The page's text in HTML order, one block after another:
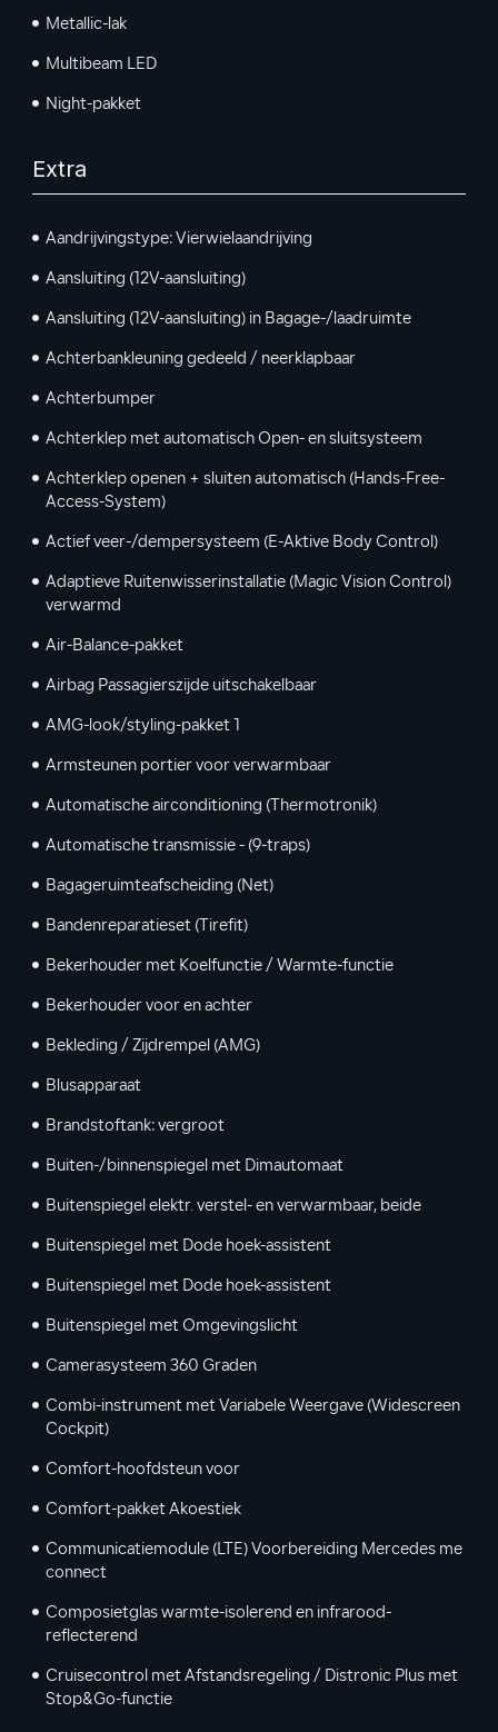
Metallic-lak
Multibeam LED
Night-pakket
Extra
Aandrijvingstype: Vierwielaandrijving
Aansluiting (12V-aansluiting)
Aansluiting (12V-aansluiting) in Bagage-/laadruimte
Achterbankleuning gedeeld / neerklapbaar
Achterbumper
Achterklep met automatisch Open- en sluitsysteem
Achterklep openen + sluiten automatisch (Hands-Free-
Access-System)
Actief veer-/dempersysteem (E-Aktive Body Control)
Adaptieve Ruitenwisserinstallatie (Magic Vision Control)
verwarmd
Air-Balance-pakket
Airbag Passagierszijde uitschakelbaar
AMG-look/styling-pakket 1
Armsteunen portier voor verwarmbaar
Automatische airconditioning (Thermotronik)
Automatische transmissie - (9-traps)
Bagageruimteafscheiding (Net)
Bandenreparatieset (Tirefit)
Bekerhouder met Koelfunctie / Warmte-functie
Bekerhouder voor en achter
Bekleding / Zijdrempel (AMG)
Blusapparaat
Brandstoftank: vergroot
Buiten-/binnenspiegel met Dimautomaat
Buitenspiegel elektr. verstel- en verwarmbaar, beide
Buitenspiegel met Dode hoek-assistent
Buitenspiegel met Dode hoek-assistent
Buitenspiegel met Omgevingslicht
Camerasysteem 360 Graden
Combi-instrument met Variabele Weergave (Widescreen
Cockpit)
Comfort-hoofdsteun voor
Comfort-pakket Akoestiek
Communicatiemodule (LTE) Voorbereiding Mercedes me
connect
Composietglas warmte-isolerend en infrarood-
reflecterend
Cruisecontrol met Afstandsregeling / Distronic Plus met
Stop&Go-functie